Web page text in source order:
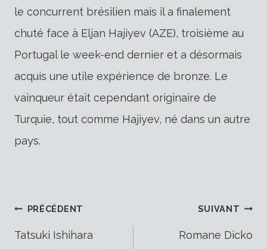
le concurrent brésilien mais il a finalement
chuté face à Eljan Hajiyev (AZE), troisième au
Portugal le week-end dernier et a désormais
acquis une utile expérience de bronze. Le
vainqueur était cependant originaire de
Turquie, tout comme Hajiyev, né dans un autre
pays.
Navigation
PRÉCÉDENT
Tatsuki Ishihara
SUIVANT
Romane Dicko